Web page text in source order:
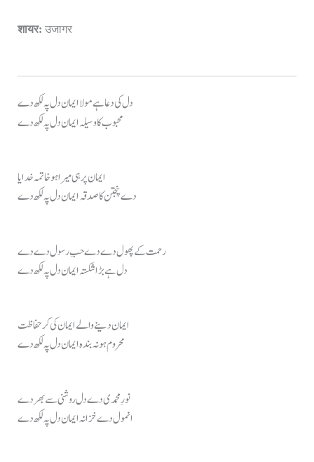
शायर: उजागर
دل کی دعا ہے مولا ایمان دل پہ لکھ دے
محبوب کا وسیلہ ایمان دل پہ لکھ دے
ایمان پر ہی میرا ہو خاتمہ خدایا
دے پنجتن کا صدقہ ایمان دل پہ لکھ دے
رحمت کے پھول دے دے حبِ رسول دے دے
دل ہے بڑا شکستہ ایمان دل پہ لکھ دے
ایمان دینے والے ایمان کی کر حفاظت
محروم ہو نہ بندہ ایمان دل پہ لکھ دے
نورِ محمدی دے دل روشنی سے بھر دے
انمول دے خزانہ ایمان دل پہ لکھ دے